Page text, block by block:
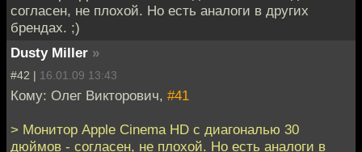
согласен, не плохой. Но есть аналоги в других
брендах. ;)
Dusty Miller »
#42 | 16.01.09 13:43
Кому: Олег Викторович, #41
> Монитор Apple Cinema HD с диагональю 30
дюймов - согласен, не плохой. Но есть аналоги в